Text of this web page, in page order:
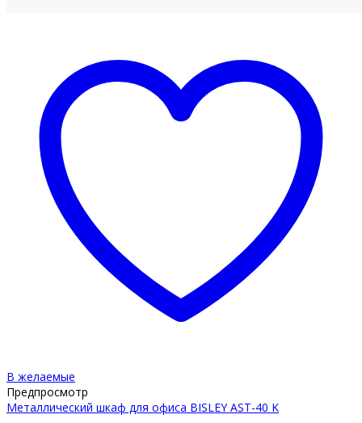
В желаемые
Предпросмотр
Металлический шкаф для офиса BISLEY AST-40 K